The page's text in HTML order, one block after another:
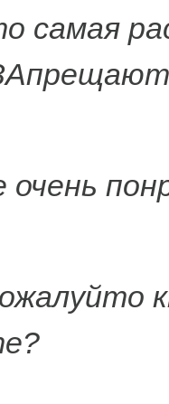
самая